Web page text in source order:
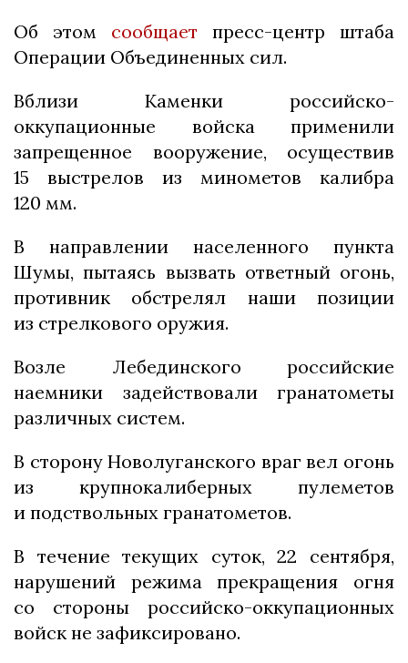
Об этом сообщает пресс-центр штаба
Операции Объединенных сил.
Вблизи Каменки российско-
оккупационные войска применили
запрещенное вооружение, осуществив
15 выстрелов из минометов калибра
120 мм.
В направлении населенного пункта
Шумы, пытаясь вызвать ответный огонь,
противник обстрелял наши позиции
из стрелкового оружия.
Возле Лебединского российские
наемники задействовали гранатометы
различных систем.
В сторону Новолуганского враг вел огонь
из крупнокалиберных пулеметов
и подствольных гранатометов.
В течение текущих суток, 22 сентября,
нарушений режима прекращения огня
со стороны российско-оккупационных
войск не зафиксировано.